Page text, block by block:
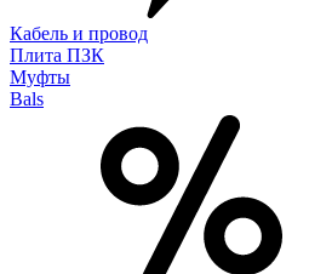
Кабель и провод
Плита ПЗК
Муфты
Bals